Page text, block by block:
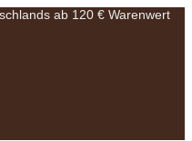
ab 120 € Warenwert